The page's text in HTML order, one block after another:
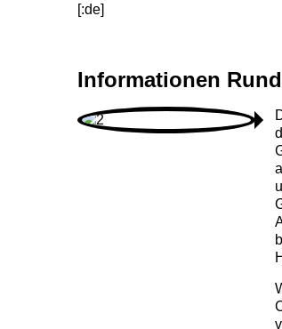
[:de]
Informationen